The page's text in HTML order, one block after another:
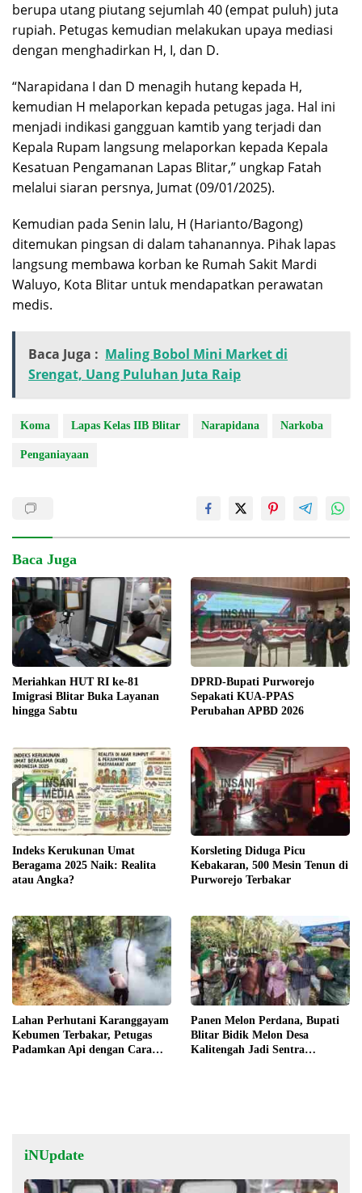
berupa utang piutang sejumlah 40 (empat puluh) juta
rupiah. Petugas kemudian melakukan upaya mediasi
dengan menghadirkan H, I, dan D.
“Narapidana I dan D menagih hutang kepada H,
kemudian H melaporkan kepada petugas jaga. Hal ini
menjadi indikasi gangguan kamtib yang terjadi dan
Kepala Rupam langsung melaporkan kepada Kepala
Kesatuan Pengamanan Lapas Blitar,” ungkap Fatah
melalui siaran persnya, Jumat (09/01/2025).
Kemudian pada Senin lalu, H (Harianto/Bagong)
ditemukan pingsan di dalam tahanannya. Pihak lapas
langsung membawa korban ke Rumah Sakit Mardi
Waluyo, Kota Blitar untuk mendapatkan perawatan
medis.
Baca Juga : Maling Bobol Mini Market di
Srengat, Uang Puluhan Juta Raip
Koma Lapas Kelas IIB Blitar Narapidana Narkoba
Penganiayaan
Baca Juga
Meriahkan HUT RI ke-81
Imigrasi Blitar Buka Layanan
hingga Sabtu
DPRD-Bupati Purworejo
Sepakati KUA-PPAS
Perubahan APBD 2026
Indeks Kerukunan Umat
Beragama 2025 Naik: Realita
atau Angka?
Korsleting Diduga Picu
Kebakaran, 500 Mesin Tenun di
Purworejo Terbakar
Lahan Perhutani Karanggayam
Kebumen Terbakar, Petugas
Padamkan Api dengan Cara
Panen Melon Perdana, Bupati
Blitar Bidik Melon Desa
Kalitengah Jadi Sentra
iNUpdate